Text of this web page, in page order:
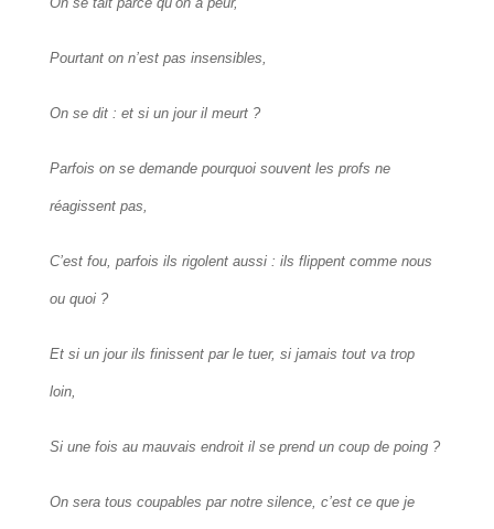
Pourtant on n’est pas insensibles,
On se dit : et si un jour il meurt ?
Parfois on se demande pourquoi souvent les profs ne
réagissent pas,
C’est fou, parfois ils rigolent aussi : ils flippent comme nous
ou quoi ?
Et si un jour ils finissent par le tuer, si jamais tout va trop
loin,
Si une fois au mauvais endroit il se prend un coup de poing ?
On sera tous coupables par notre silence, c’est ce que je